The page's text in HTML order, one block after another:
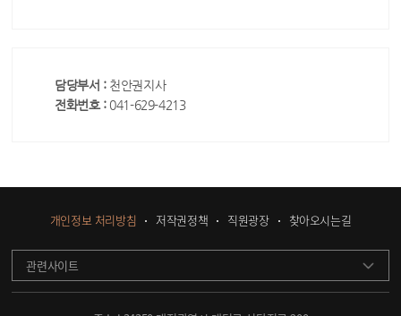
담당부서 : 천안권지사
전화번호 : 041-629-4213
개인정보 처리방침 저작권정책 직원광장 찾아오시는길
관련사이트